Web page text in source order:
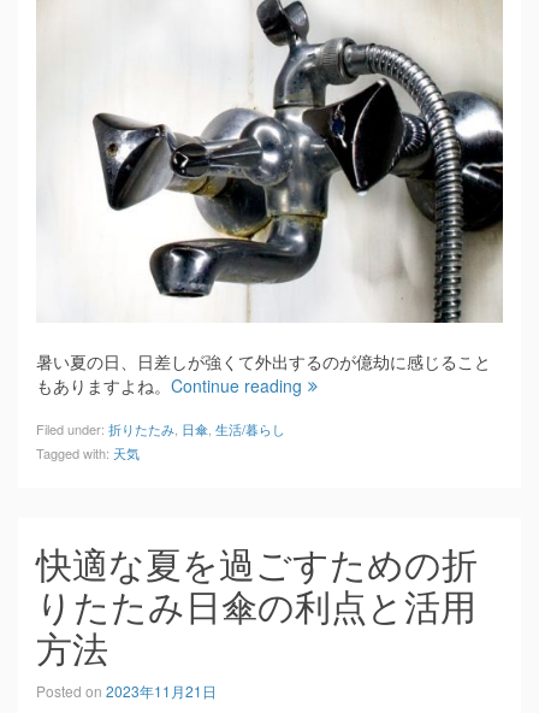
暑い夏の日、日差しが強くて外出するのが億劫に感じること
もありますよね。 Continue reading
Filed under: 折りたたみ 日傘 生活/暮らし
Tagged with: 天気
快適な夏を過ごすための折
りたたみ日傘の利点と活用
方法
Posted on 2023年11月21日